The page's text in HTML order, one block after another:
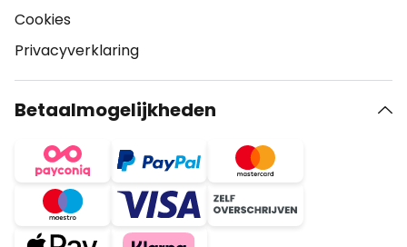
Cookies
Privacyverklaring
Betaalmogelijkheden